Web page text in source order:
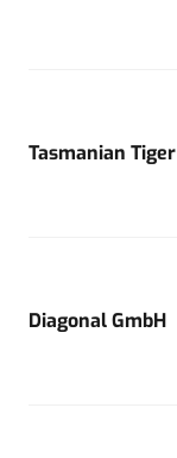
Tasmanian Tiger
Diagonal GmbH